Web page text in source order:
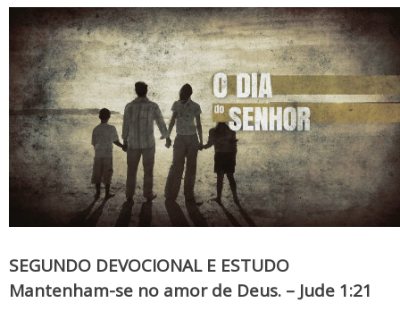
SEGUNDO DEVOCIONAL E ESTUDO
Mantenham-se no amor de Deus. – Jude 1:21